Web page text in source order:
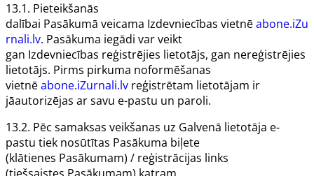
13.1. Pieteikšanās
dalībai Pasākumā veicama Izdevniecības vietnēabone.iZu
rnali.lv. Pasākuma iegādi var veikt
gan Izdevniecības reģistrējies lietotājs, gan nereģistrējies
lietotājs. Pirms pirkuma noformēšanas
vietnēabone.iZurnali.lv reģistrētam lietotājam ir
jāautorizējas ar savu e-pastu un paroli.
13.2. Pēc samaksas veikšanas uz Galvenā lietotāja e-
pastu tiek nosūtītas Pasākuma biļete
(klātienes Pasākumam) / reģistrācijas links